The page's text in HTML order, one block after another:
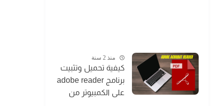
منذ 2 سنة
كيفية تحميل وتثبيت
برنامج adobe reader
على الكمبيوتر من